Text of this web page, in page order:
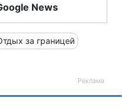
News
за границей